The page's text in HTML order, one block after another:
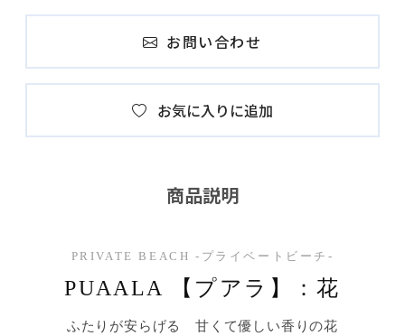
お問い合わせ
お気に入りに追加
商品説明
PRIVATE BEACH -プライベートビーチ-
PUAALA 【プアラ】：花
ふたりが安らげる 甘くて優しい香りの花